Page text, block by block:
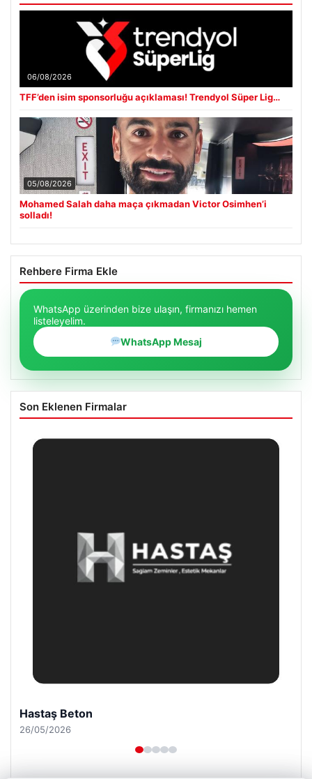
06/08/2026
TFF’den isim sponsorluğu açıklaması! Trendyol Süper Lig…
05/08/2026
Mohamed Salah daha maça çıkmadan Victor Osimhen’i
solladı!
Rehbere Firma Ekle
WhatsApp üzerinden bize ulaşın, firmanızı hemen
listeleyelim.
WhatsApp Mesaj
Son Eklenen Firmalar
Enes Kaplan Avukatlık Bürosu
28/04/2026